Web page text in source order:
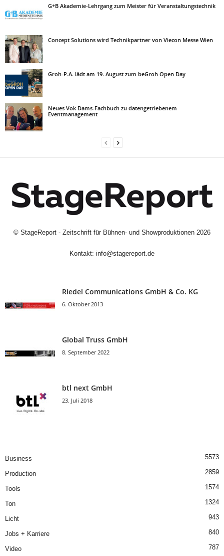
G+B Akademie-Lehrgang zum Meister für Veranstaltungstechnik
Concept Solutions wird Technikpartner von Viecon Messe Wien
Groh-P.A. lädt am 19. August zum beGroh Open Day
Neues Vok Dams-Fachbuch zu datengetriebenem
Eventmanagement
© StageReport - Zeitschrift für Bühnen- und Showproduktionen 2026
Kontakt: info@stagereport.de
Riedel Communica­tions GmbH & Co. KG
6. Oktober 2013
Global Truss GmbH
8. September 2022
btl next GmbH
23. Juli 2018
Business 5573
Production 2859
Tools 1574
Ton 1324
Licht 943
Jobs + Karriere 840
Video 787